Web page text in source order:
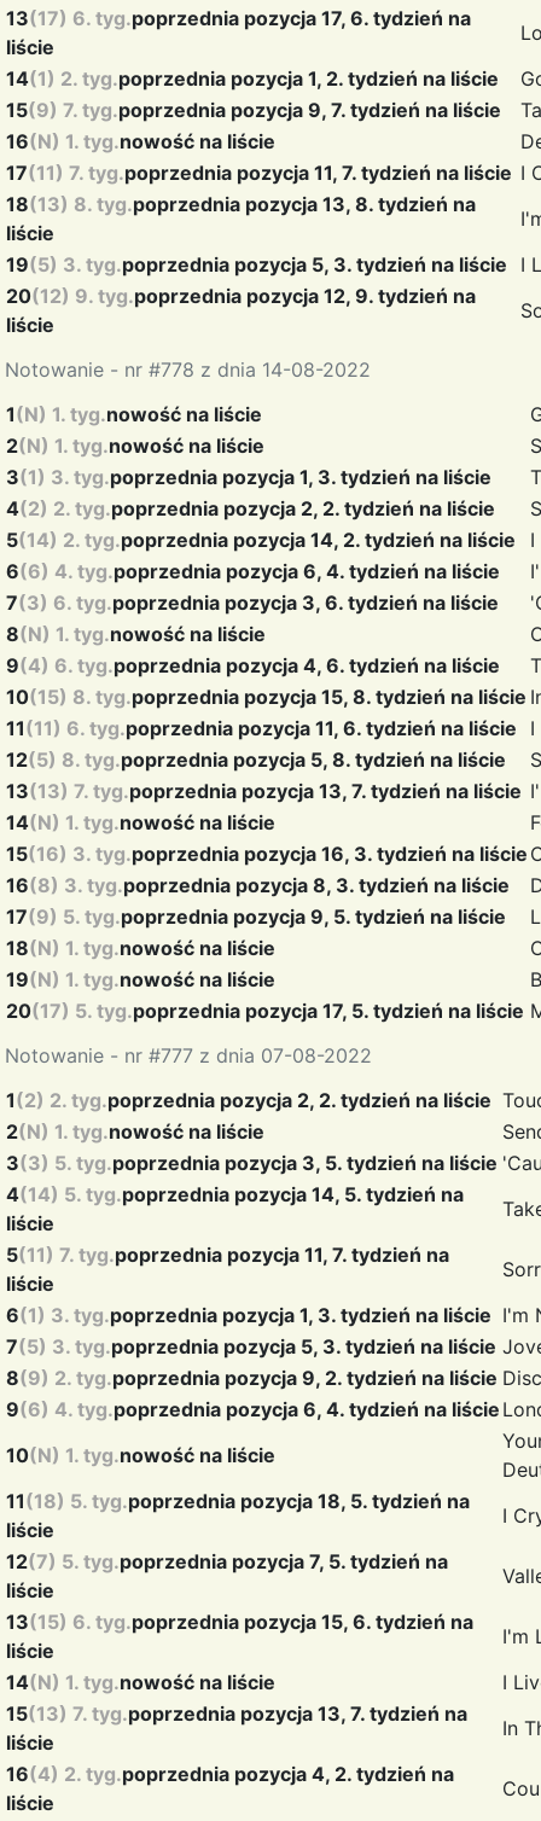
Notowanie - nr #778 z dnia 14-08-2022
13(17) 6. tyg.poprzednia pozycja 17, 6. tydzień na
liście
14(1) 2. tyg.poprzednia pozycja 1, 2. tydzień na liście
15(9) 7. tyg.poprzednia pozycja 9, 7. tydzień na liście
16(N) 1. tyg.nowość na liście
17(11) 7. tyg.poprzednia pozycja 11, 7. tydzień na liście I
18(13) 8. tyg.poprzednia pozycja 13, 8. tydzień na
liście
19(5) 3. tyg.poprzednia pozycja 5, 3. tydzień na liście
I
20(12) 9. tyg.poprzednia pozycja 12, 9. tydzień na
liście
Notowanie - nr #777 z dnia 07-08-2022
1(N) 1. tyg.nowość na liście
2(N) 1. tyg.nowość na liście
3(1) 3. tyg.poprzednia pozycja 1, 3. tydzień na liście
4(2) 2. tyg.poprzednia pozycja 2, 2. tydzień na liście
5(14) 2. tyg.poprzednia pozycja 14, 2. tydzień na liście
6(6) 4. tyg.poprzednia pozycja 6, 4. tydzień na liście
7(3) 6. tyg.poprzednia pozycja 3, 6. tydzień na liście
8(N) 1. tyg.nowość na liście
9(4) 6. tyg.poprzednia pozycja 4, 6. tydzień na liście
10(15) 8. tyg.poprzednia pozycja 15, 8. tydzień na liście
11(11) 6. tyg.poprzednia pozycja 11, 6. tydzień na liście
I
12(5) 8. tyg.poprzednia pozycja 5, 8. tydzień na liście
13(13) 7. tyg.poprzednia pozycja 13, 7. tydzień na liście
14(N) 1. tyg.nowość na liście
15(16) 3. tyg.poprzednia pozycja 16, 3. tydzień na liście
16(8) 3. tyg.poprzednia pozycja 8, 3. tydzień na liście
17(9) 5. tyg.poprzednia pozycja 9, 5. tydzień na liście
18(N) 1. tyg.nowość na liście
19(N) 1. tyg.nowość na liście
20(17) 5. tyg.poprzednia pozycja 17, 5. tydzień na liście
1(2) 2. tyg.poprzednia pozycja 2, 2. tydzień na liście
2(N) 1. tyg.nowość na liście
3(3) 5. tyg.poprzednia pozycja 3, 5. tydzień na liście
4(14) 5. tyg.poprzednia pozycja 14, 5. tydzień na
liście
5(11) 7. tyg.poprzednia pozycja 11, 7. tydzień na
liście
6(1) 3. tyg.poprzednia pozycja 1, 3. tydzień na liście I'm
7(5) 3. tyg.poprzednia pozycja 5, 3. tydzień na liście
8(9) 2. tyg.poprzednia pozycja 9, 2. tydzień na liście
9(6) 4. tyg.poprzednia pozycja 6, 4. tydzień na liście
10(N) 1. tyg.nowość na liście
11(18) 5. tyg.poprzednia pozycja 18, 5. tydzień na
liście
I
12(7) 5. tyg.poprzednia pozycja 7, 5. tydzień na
liście
13(15) 6. tyg.poprzednia pozycja 15, 6. tydzień na
liście
I'm
14(N) 1. tyg.nowość na liście
I
15(13) 7. tyg.poprzednia pozycja 13, 7. tydzień na
liście
In
16(4) 2. tyg.poprzednia pozycja 4, 2. tydzień na
liście